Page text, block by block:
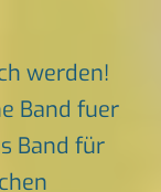
werden!
Band fuer
Band für